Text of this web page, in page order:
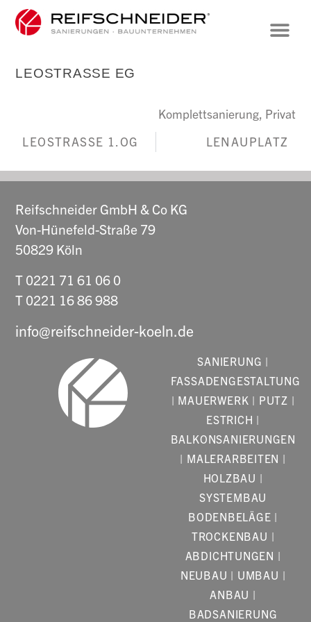
LEOSTRASSE EG
Komplettsanierung, Privat
LEOSTRASSE 1.OG LENAUPLATZ
Reifschneider GmbH & Co KG
Von-Hünefeld-Straße 79
50829 Köln
T 0221 71 61 06 0
T 0221 16 86 988
info@reifschneider-koeln.de
SANIERUNG |
FASSADENGESTALTUNG
| MAUERWERK | PUTZ |
ESTRICH |
BALKONSANIERUNGEN
| MALERARBEITEN |
HOLZBAU |
SYSTEMBAU
BODENBELÄGE |
TROCKENBAU |
ABDICHTUNGEN |
NEUBAU | UMBAU |
ANBAU |
BADSANIERUNG